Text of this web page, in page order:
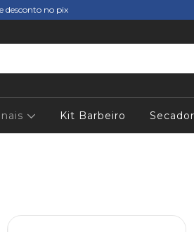
desconto no pix
Kit Barbeiro